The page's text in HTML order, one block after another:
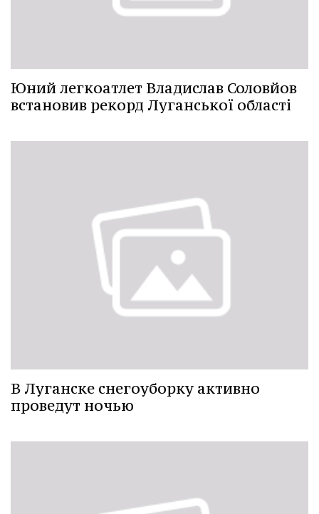
Юний легкоатлет Владислав Соловйов
встановив рекорд Луганської області
В Луганске снегоуборку активно
проведут ночью